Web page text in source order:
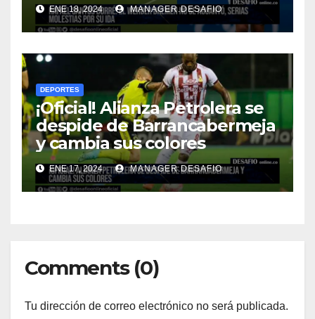
ENE 18, 2024 MANAGER.DESAFIO
DEPORTES
¡Oficial! Alianza Petrolera se
despide de Barrancabermeja
y cambia sus colores
ENE 17, 2024 MANAGER.DESAFIO
Comments (0)
Tu dirección de correo electrónico no será publicada.